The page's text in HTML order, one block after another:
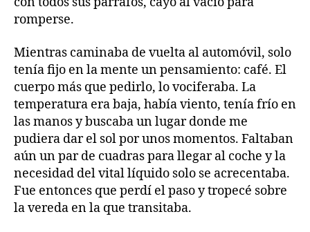
romperse.
Mientras caminaba de vuelta al automóvil, solo
tenía fijo en la mente un pensamiento: café. El
cuerpo más que pedirlo, lo vociferaba. La
temperatura era baja, había viento, tenía frío en
las manos y buscaba un lugar donde me
pudiera dar el sol por unos momentos. Faltaban
aún un par de cuadras para llegar al coche y la
necesidad del vital líquido solo se acrecentaba.
Fue entonces que perdí el paso y tropecé sobre
la vereda en la que transitaba.